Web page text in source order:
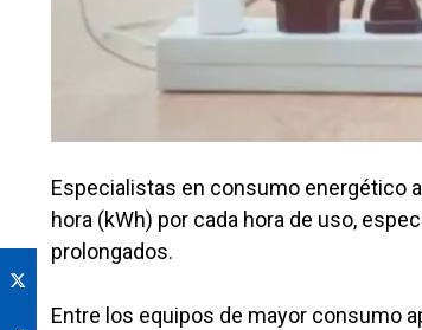
Especialistas en consumo energético
hora (kWh) por cada hora de uso,
prolongados.
Entre los equipos de mayor consumo